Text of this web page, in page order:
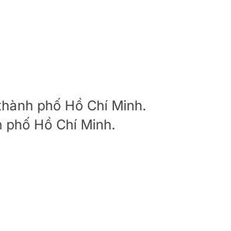
phố Hồ Chí Minh.
phố Hồ Chí Minh.